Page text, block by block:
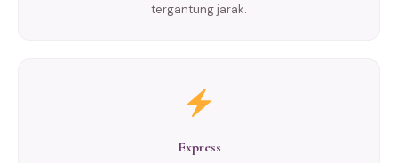
tergantung jarak.
Express